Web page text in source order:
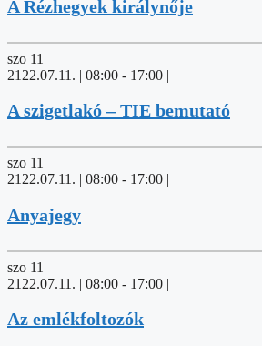
A Rézhegyek királynője
szo 11
2122.07.11. | 08:00 - 17:00 |
A szigetlakó – TIE bemutató
szo 11
2122.07.11. | 08:00 - 17:00 |
Anyajegy
szo 11
2122.07.11. | 08:00 - 17:00 |
Az emlékfoltozók